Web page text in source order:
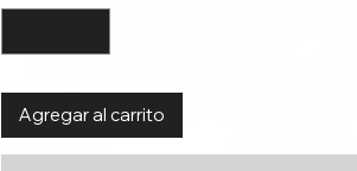
Agregar al carrito